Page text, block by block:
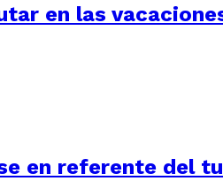
en las
en referente del